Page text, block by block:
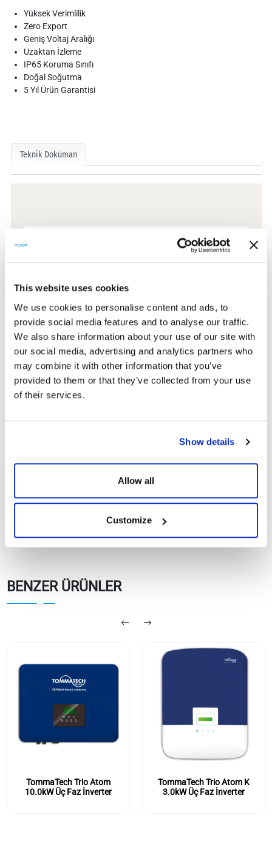
This website uses cookies
We use cookies to personalise content and ads, to
provide social media features and to analyse our traffic.
We also share information about your use of our site with
our social media, advertising and analytics partners who
may combine it with other information that you’ve
provided to them or that they’ve collected from your use
of their services.
Show details
Allow all
Customize
Yüksek Verimlilik
Zero Export
Geniş Voltaj Aralığı
Uzaktan İzleme
IP65 Koruma Sınıfı
Doğal Soğutma
5 Yıl Ürün Garantisi
Teknik Doküman
Sertifikalar
CE Belgeleri
Garanti Dokümanları
Kullanım Kılavuzları
On Grid İnverter
Göster İndir
BENZER ÜRÜNLER
TommaTech Trio Atom
10.0kW Üç Faz İnverter
TommaTech Trio Atom K
3.0kW Üç Faz İnverter